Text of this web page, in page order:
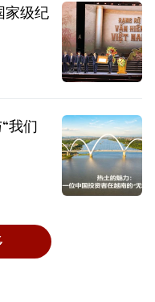
家级纪
我们